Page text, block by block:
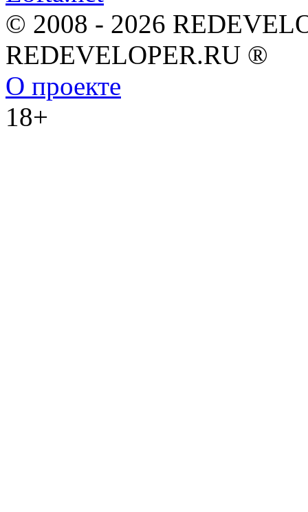
© 2008 - 2026
REDEVELOPER.RU ®
О проекте
18+